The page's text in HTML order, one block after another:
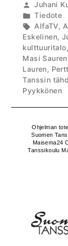
julkaisija
on
Juhani
Julkaistu
Tiedote
AlfaTV,
Eskelinen,
kulttuuritalo,
Masi Sauren
Lauren,
Tanssin
Pyykkönen
Ohjelman
Suomen
Maisema24
Tanssikoulu